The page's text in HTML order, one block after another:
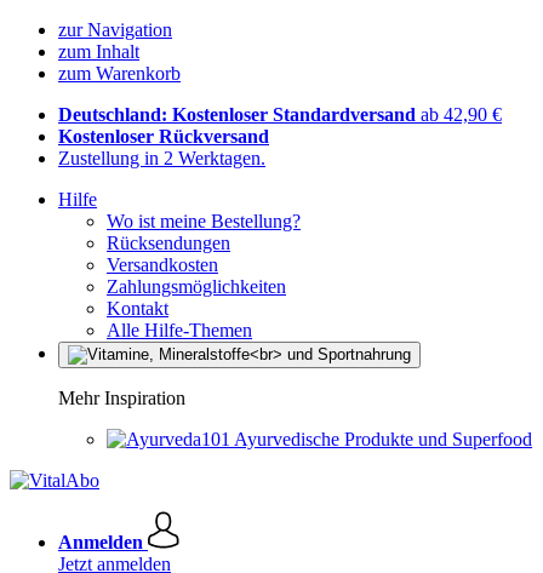
zur Navigation
zum Inhalt
zum Warenkorb
Deutschland: Kostenloser Standardversand ab 42,90 €
Kostenloser Rückversand
Zustellung in 2 Werktagen.
Hilfe
Wo ist meine Bestellung?
Rücksendungen
Versandkosten
Zahlungsmöglichkeiten
Kontakt
Alle Hilfe-Themen
Mehr Inspiration
Ayurvedische Produkte und Superfood
Anmelden
Jetzt anmelden